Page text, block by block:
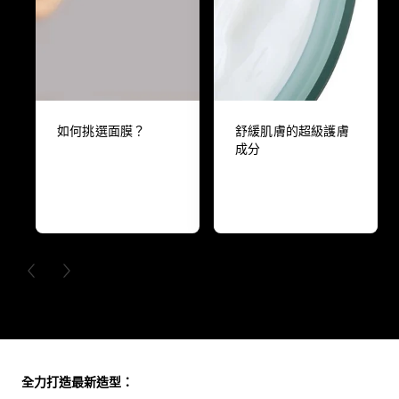
如何挑選面膜？
舒緩肌膚的超級護膚
成分
PREVIOUS CARD
NEXT CARD
全力打造最新造型：